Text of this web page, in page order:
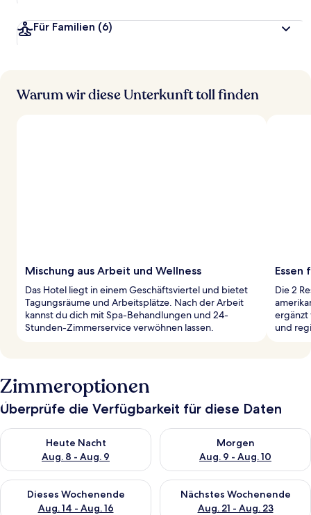
Für Familien (6)
Warum wir diese Unterkunft toll finden
Mischung aus Arbeit und Wellness
Das Hotel liegt in einem Geschäftsviertel und bietet
Tagungsräume und Arbeitsplätze. Nach der Arbeit
kannst du dich mit Spa-Behandlungen und 24-
Stunden-Zimmerservice verwöhnen lassen.
Essen
Die 2
ergänzt
und
Zimmeroptionen
Überprüfe die Verfügbarkeit für diese Daten
Heute Nacht
Aug. 8 - Aug. 9
Überprüfe die Verfügbarkeit für heute Nacht, Aug. 8 - Aug. 9.
Morgen
Aug. 9 - Aug. 10
Überprüfe die Verfügbarkeit
Dieses Wochenende
Aug. 14 - Aug. 16
Überprüfe die Verfügbarkeit für dieses Wochenende, Aug. 14
Nächstes Wochenende
Aug. 21 - Aug. 23
Überprüfe die Verfügbarkeit